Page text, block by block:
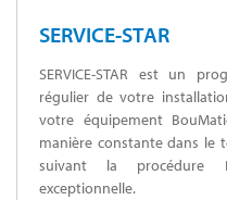
SERVICE-STAR
SERVICE-STAR est un
régulier de votre
votre équipement
manière constante dans le
suivant la procédure
exceptionnelle.